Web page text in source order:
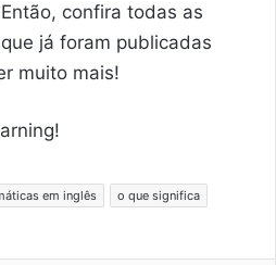
confira todas as
que já foram publicadas
muito mais!
em inglês
o que significa